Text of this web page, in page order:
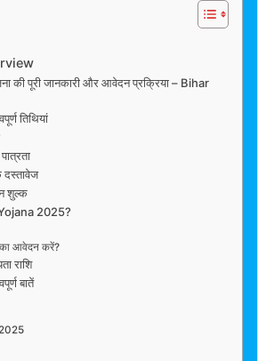
की पूरी जानकारी और आवेदन प्रक्रिया – Bihar
तिथियां
शुल्क
2025?
का आवेदन करें?
राशि
बातें